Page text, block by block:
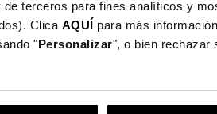
terceros para fines analíticos y
Clica AQUÍ para más
"Personalizar", o bien rechazar